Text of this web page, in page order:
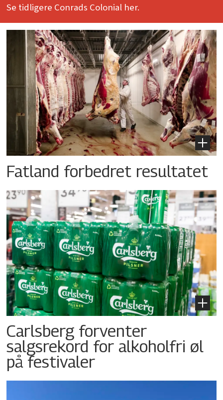
Se tidligere Conrads Colonial her.
Fatland forbedret resultatet
Carlsberg forventer
salgsrekord for alkoholfri øl
på festivaler